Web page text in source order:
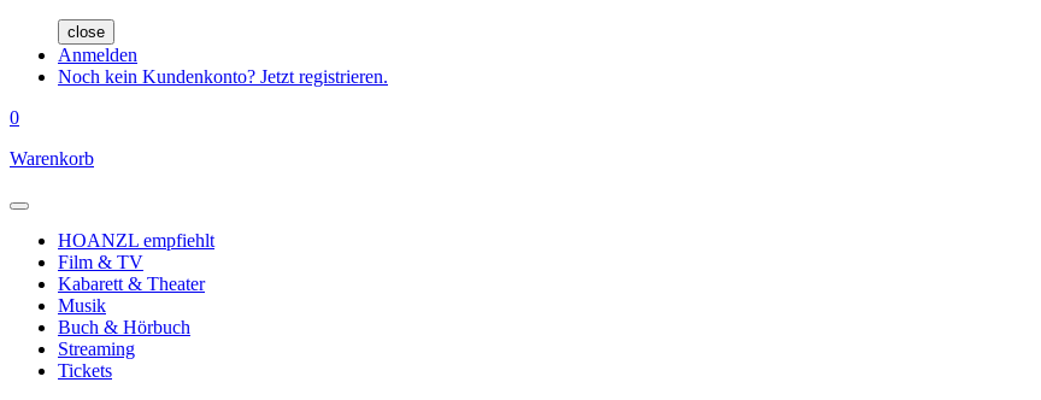
close
Anmelden
Noch kein Kundenkonto? Jetzt registrieren.
0
Warenkorb
HOANZL empfiehlt
Film & TV
Kabarett & Theater
Musik
Buch & Hörbuch
Streaming
Tickets